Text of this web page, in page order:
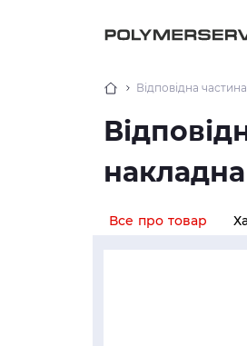
Відповідна
Все про товар